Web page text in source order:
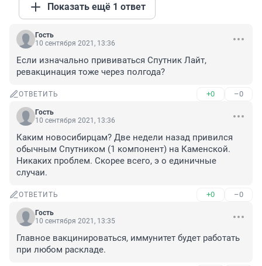
Показать ещё 1 ответ
Гость
10 сентября 2021, 13:36
Если изначально прививаться Спутник Лайт,
ревакцинация тоже через полгода?
ОТВЕТИТЬ +0 –0
Гость
10 сентября 2021, 13:36
Каким новосибирцам? Две недели назад привился
обычным Спутником (1 компонент) на Каменской.
Никаких проблем. Скорее всего, э о единичные
случаи.
ОТВЕТИТЬ +0 –0
Гость
10 сентября 2021, 13:35
Главное вакцинироваться, иммунитет будет работать
при любом раскладе.